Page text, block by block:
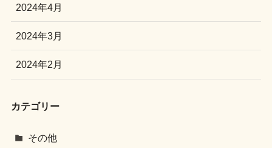
2024年4月
2024年3月
2024年2月
カテゴリー
その他